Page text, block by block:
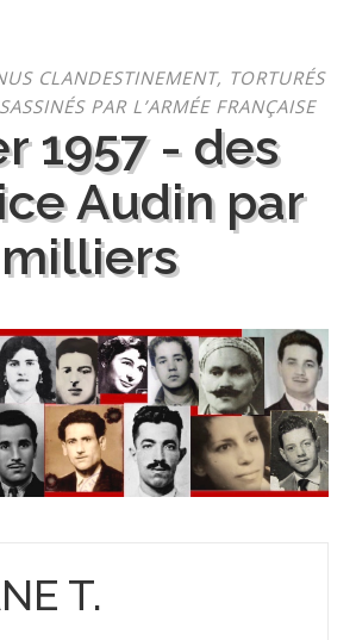
CLANDESTINEMENT, TORTURÉS
PAR L’ARMÉE FRANÇAISE
1957 - des
Audin par
milliers
T.